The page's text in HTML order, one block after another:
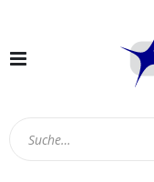
Navigation